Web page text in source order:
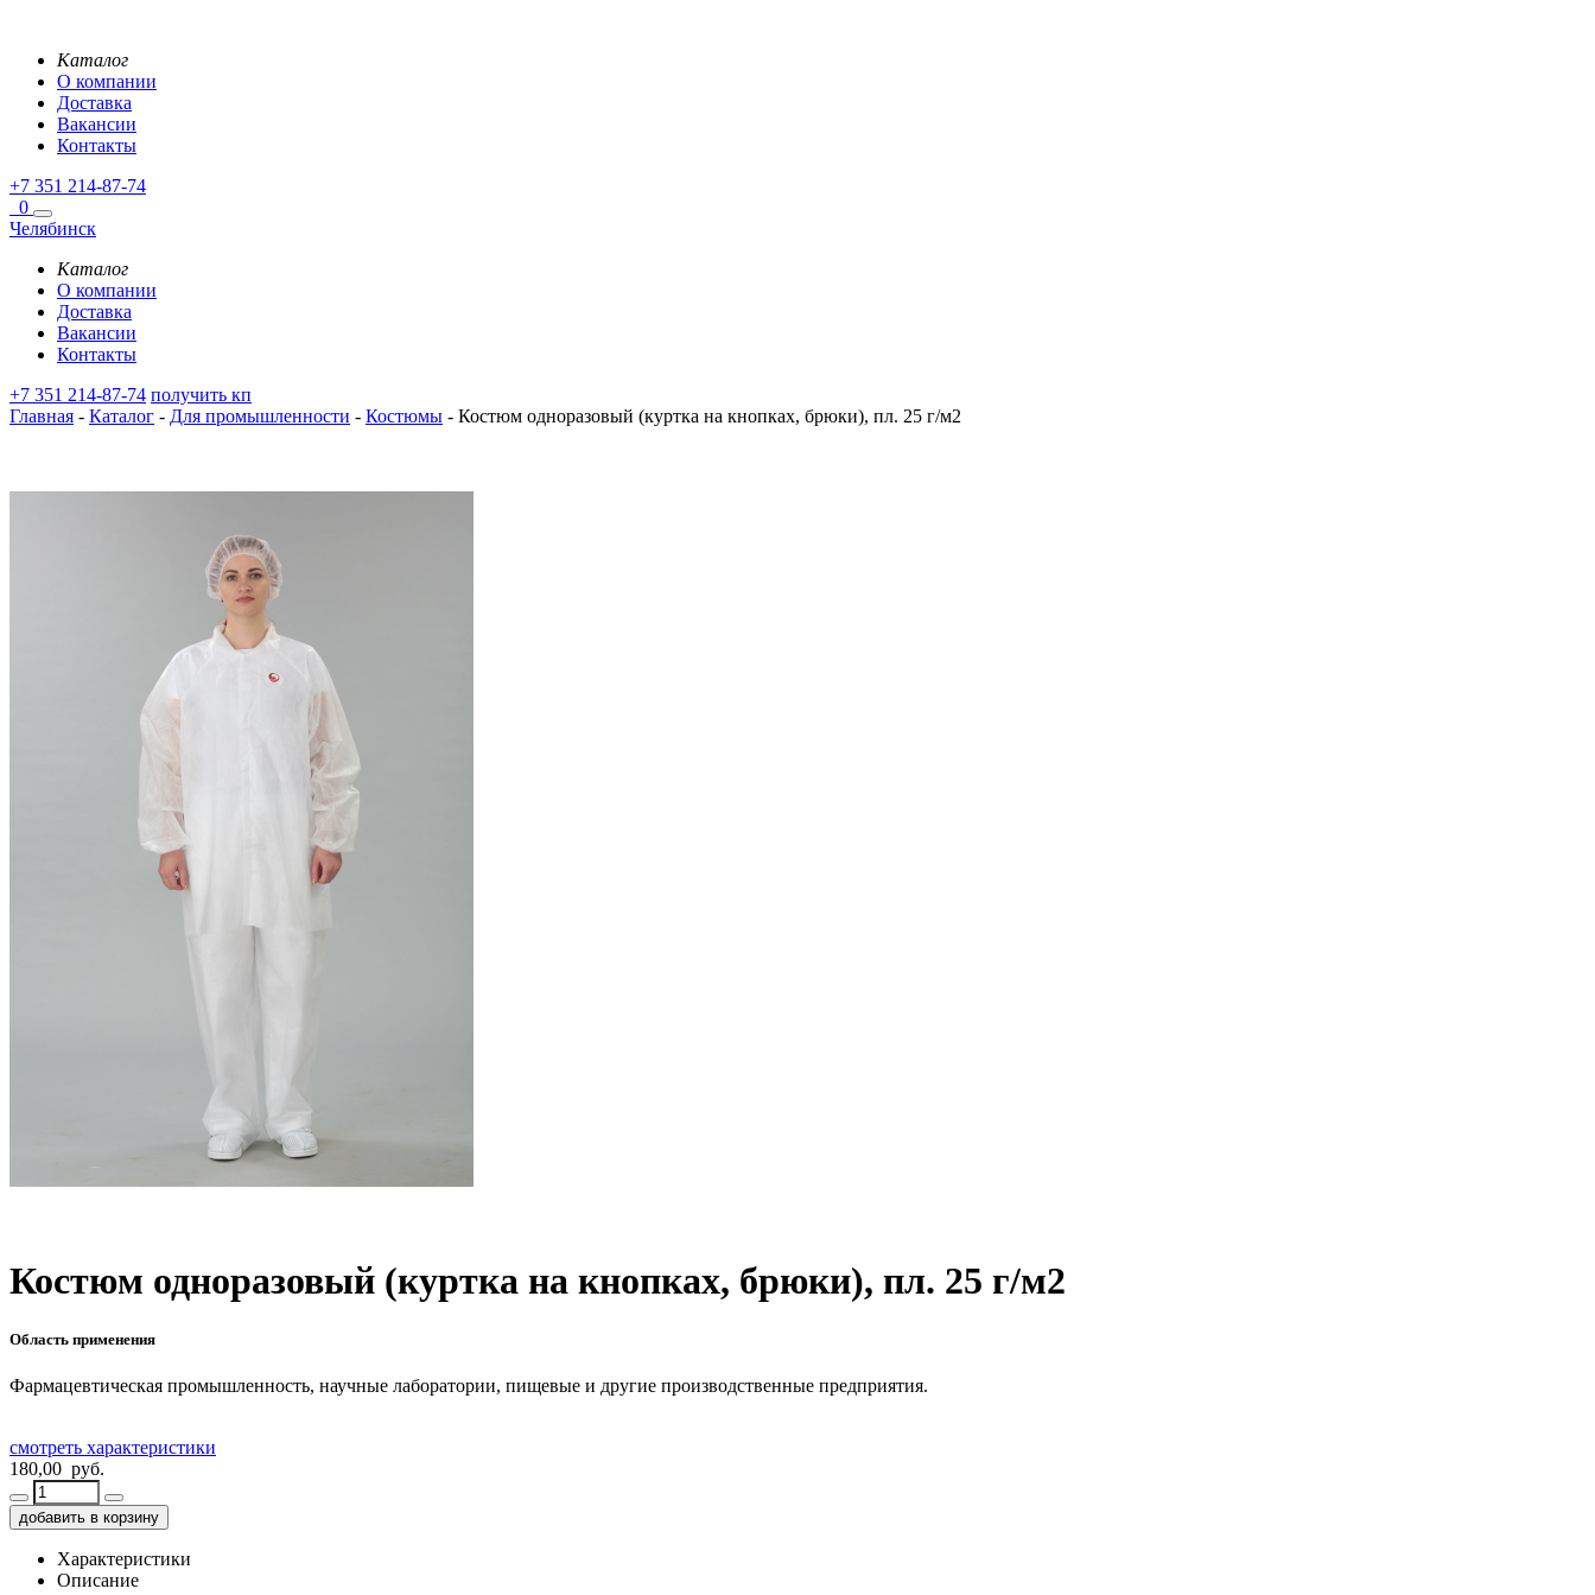
Каталог
О компании
Доставка
Вакансии
Контакты
+7 351 214-87-74
0
Челябинск
Каталог
О компании
Доставка
Вакансии
Контакты
+7 351 214-87-74 получить кп
Главная - Каталог - Для промышленности - Костюмы - Костюм одноразовый (куртка на кнопках, брюки), пл. 25 г/м2
Костюм одноразовый (куртка на кнопках, брюки), пл. 25 г/м2
Область применения
Фармацевтическая промышленность, научные лаборатории, пищевые и другие производственные предприятия.
смотреть характеристики
180,00 руб.
добавить в корзину
Характеристики
Описание